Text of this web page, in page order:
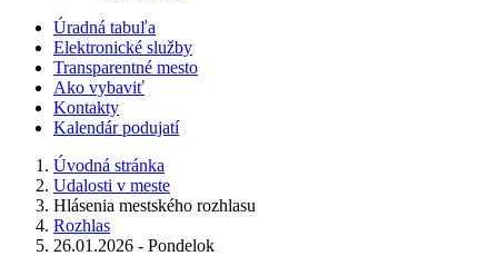
Úradná tabuľa
Elektronické služby
Transparentné mesto
Ako vybaviť
Kontakty
Kalendár podujatí
Úvodná stránka
Udalosti v meste
Hlásenia mestského rozhlasu
Rozhlas
26.01.2026 - Pondelok